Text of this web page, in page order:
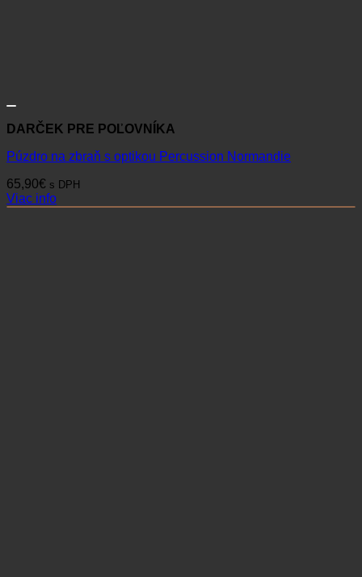
DARČEK PRE POĽOVNÍKA
Púzdro na zbraň s optikou Percussion Normandie
65,90€ s DPH
Viac info